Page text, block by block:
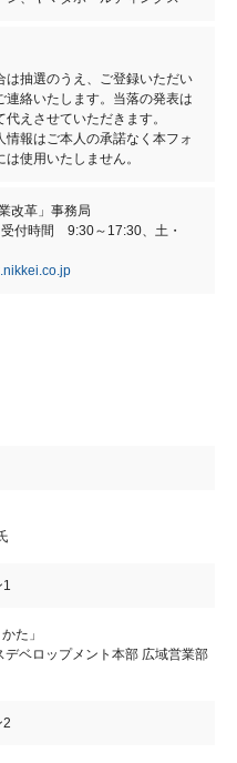
は抽選のうえ、ご登録いただい
連絡いたします。当落の発表は
えさせていただきます。
情報はご本人の承諾なく本フォ
使用いたしません。
改革」事務局
付時間 9:30～17:30、土・
1
た」
ベロップメント本部 広域営業部
2